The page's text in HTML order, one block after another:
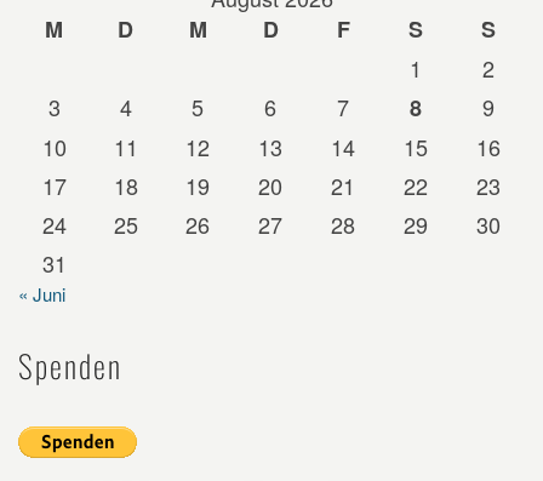
M
D M D F S
S
1
2
3
4 5 6 7 8
9
10
11 12 13 14 15
16
17
18 19 20 21 22
23
24
25 26 27 28 29
30
31
« Juni
Spenden